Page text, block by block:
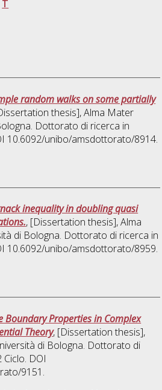
T
random walks on some partially
thesis], Alma Mater
Dottorato di ricerca in
10.6092/unibo/amsdottorato/8914.
inequality in doubling quasi
, [Dissertation thesis], Alma
di Bologna. Dottorato di ricerca in
10.6092/unibo/amsdottorato/8959.
Boundary Properties in Complex
Theory, [Dissertation thesis],
di Bologna. Dottorato di
Ciclo. DOI
9151.